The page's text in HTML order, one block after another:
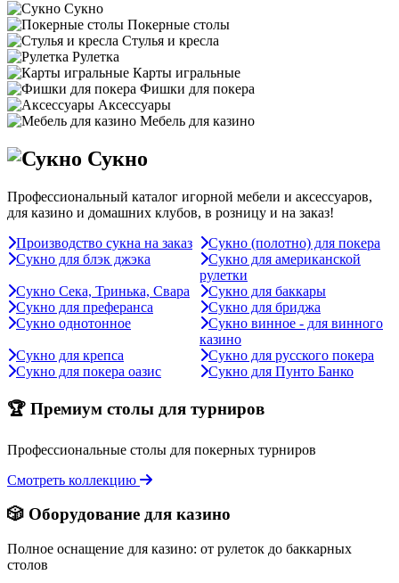
Сукно
Покерные столы
Стулья и кресла
Рулетка
Карты игральные
Фишки для покера
Аксессуары
Мебель для казино
Сукно
Профессиональный каталог игорной мебели и аксессуаров,
для казино и домашних клубов, в розницу и на заказ!
Производство сукна на заказ
Сукно (полотно) для покера
Сукно для блэк джэка
Сукно для американской
рулетки
Сукно Сека, Тринька, Свара
Сукно для баккары
Сукно для преферанса
Сукно для бриджа
Сукно однотонное
Сукно винное - для винного
казино
Сукно для крепса
Сукно для русского покера
Сукно для покера оазис
Сукно для Пунто Банко
🏆 Премиум столы для турниров
Профессиональные столы для покерных турниров
Смотреть коллекцию
🎲 Оборудование для казино
Полное оснащение для казино: от рулеток до баккарных
столов